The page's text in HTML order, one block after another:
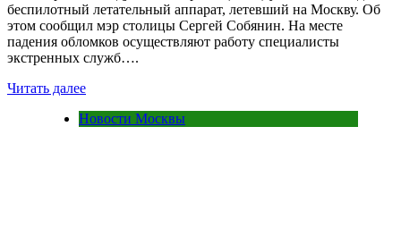
беспилотный летательный аппарат, летевший на Москву. Об
этом сообщил мэр столицы Сергей Собянин. На месте
падения обломков осуществляют работу специалисты
экстренных служб….
Читать далее
Новости Москвы